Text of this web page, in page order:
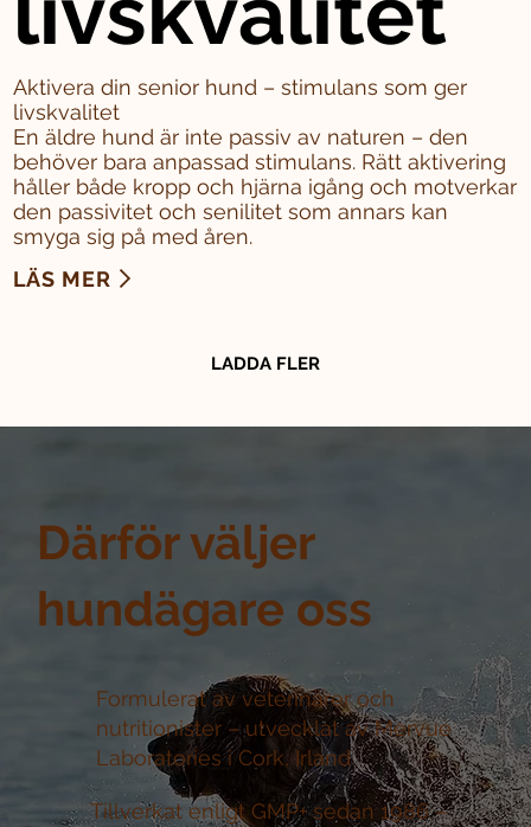
Därför väljer
hundägare oss
Formulerat av veterinärer och
nutritionister –utvecklat av Mervue
Laboratories i Cork, Irland
Tillverkat enligt GMP+ sedan 1986 –
Aktivera din senior hund – stimulans som ger
livskvalitet
En äldre hund är inte passiv av naturen – den
behöver bara anpassad stimulans. Rätt aktivering
håller både kropp och hjärna igång och motverkar
den passivitet och senilitet som annars kan
smyga sig på med åren.
LÄS MER
LADDA FLER